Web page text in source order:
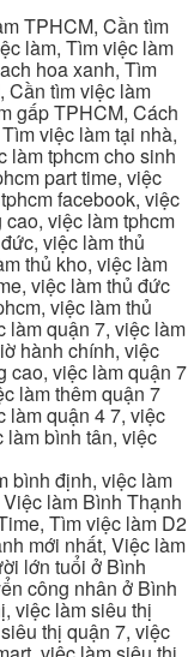
TPHCM, Cần tìm
làm, Tìm việc làm
hoa xanh, Tìm
Cần tìm việc làm
gấp TPHCM, Cách
việc làm tại nhà,
làm tphcm cho sinh
part time, việc
facebook, việc
việc làm tphcm
việc làm thủ
thủ kho, việc làm
việc làm thủ đức
việc làm thủ
làm quận 7, việc làm
hành chính, việc
cao, việc làm quận 7
làm thêm quận 7
làm quận 4 7, việc
làm bình tân, việc
bình định, việc làm
làm Bình Thạnh
Tìm việc làm D2
mới nhất, Việc làm
lớn tuổi ở Bình
công nhân ở Bình
việc làm siêu thị
thị quận 7, việc